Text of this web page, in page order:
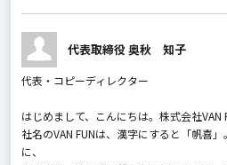
代表取締役 奥秋 知子
代表・コピーディレクター
はじめまして、こんにちは。株式会社VAN
社名のVAN FUNは、漢字にすると「帆喜
に、